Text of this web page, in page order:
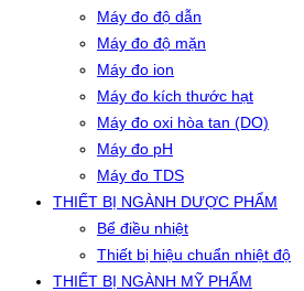
Máy đo độ dẫn
Máy đo độ mặn
Máy đo ion
Máy đo kích thước hạt
Máy đo oxi hòa tan (DO)
Máy đo pH
Máy đo TDS
THIẾT BỊ NGÀNH DƯỢC PHẨM
Bể điều nhiệt
Thiết bị hiệu chuẩn nhiệt độ
THIẾT BỊ NGÀNH MỸ PHẨM